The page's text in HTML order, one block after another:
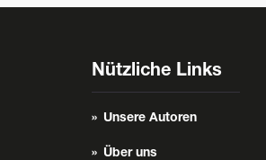
Nützliche Links
Unsere Autoren
Über uns